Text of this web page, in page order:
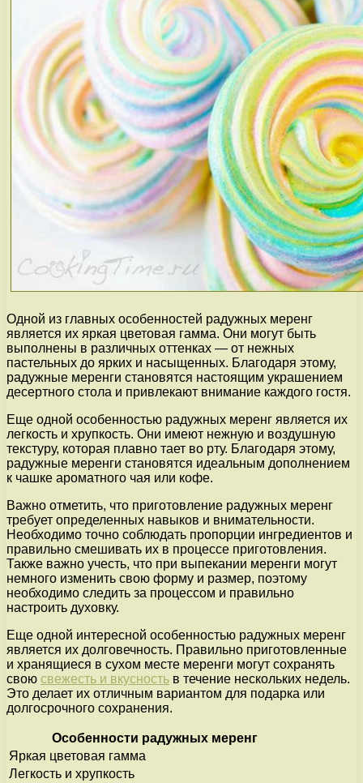
Одной из главных особенностей радужных меренг
является их яркая цветовая гамма. Они могут быть
выполнены в различных оттенках — от нежных
пастельных до ярких и насыщенных. Благодаря этому,
радужные меренги становятся настоящим украшением
десертного стола и привлекают внимание каждого гостя.
Еще одной особенностью радужных меренг является их
легкость и хрупкость. Они имеют нежную и воздушную
текстуру, которая плавно тает во рту. Благодаря этому,
радужные меренги становятся идеальным дополнением
к чашке ароматного чая или кофе.
Важно отметить, что приготовление радужных меренг
требует определенных навыков и внимательности.
Необходимо точно соблюдать пропорции ингредиентов и
правильно смешивать их в процессе приготовления.
Также важно учесть, что при выпекании меренги могут
немного изменить свою форму и размер, поэтому
необходимо следить за процессом и правильно
настроить духовку.
Еще одной интересной особенностью радужных меренг
является их долговечность. Правильно приготовленные
и хранящиеся в сухом месте меренги могут сохранять
свою свежесть и вкусность в течение нескольких недель.
Это делает их отличным вариантом для подарка или
долгосрочного сохранения.
Особенности радужных меренг
Яркая цветовая гамма
Легкость и хрупкость